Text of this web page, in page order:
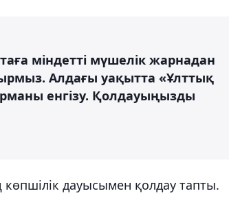
міндетті мүшелік жарнадан
Алдағы уақытта «Ұлттық
енгізу. Қолдауыңызды
дауысымен қолдау тапты.